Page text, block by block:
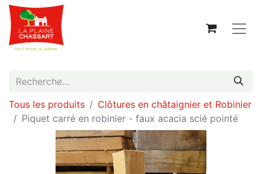
Tous les produits
Clôtures en châtaignier et Robinier
Piquet carré en robinier - faux acacia scié pointé